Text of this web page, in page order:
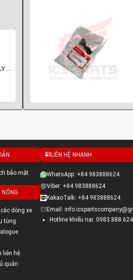
NHÓM PHỤ TÙNG: HỆ THỐNG CÔN - LY HỢP - TRỤC SỐ - BÁNH RĂNG
bảo mật
NÓNG
dòng xe
tùng
liên hệ
quản
LIÊN HỆ NHANH
WhatsApp: +84 983888624
Viber: +84 983888624
KakaoTalk: +84 983888624
Email:
Hotline khiếu nại: 0983.888.624